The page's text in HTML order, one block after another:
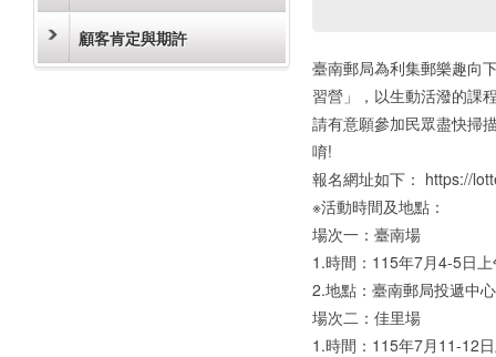
顧客肯定與期許
臺南郵局為利集郵樂趣向
習營」，以生動活潑的課
請有意願參加民眾盡快掃
唷!
報名網址如下： https://
※活動時間及地點：
場次一：臺南場
1.時間：115年7月4-5日
2.地點：臺南郵局投遞中
場次二：佳里場
1.時間：115年7月11-12